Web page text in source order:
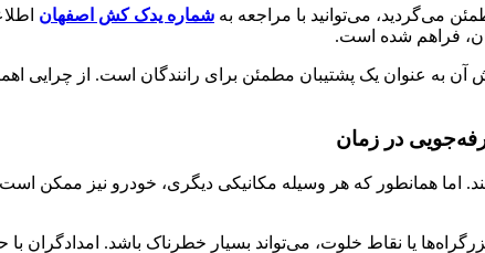
می‌گردید، می‌توانید با مراجعه به شماره یدک کش اصفهان
فراهم شده است.
به عنوان یک پشتیبان مطمئن برای رانندگان است. از چرایی
در زمان
اما همانطور که هر وسیله مکانیکی دیگری، خودرو نیز ممکن
یا نقاط خلوت، می‌تواند بسیار خطرناک باشد. امدادگران